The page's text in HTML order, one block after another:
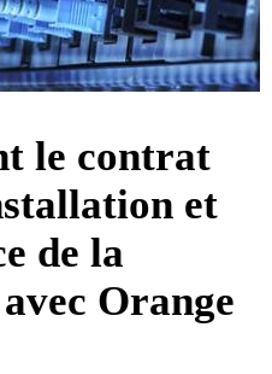
le contrat
et
de la
Orange